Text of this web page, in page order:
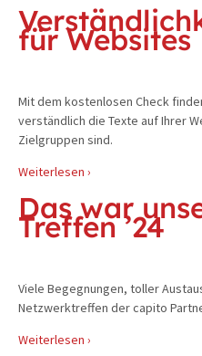
für Websites
Mit dem kostenlosen Check
verständlich die Texte auf Ihrer
Zielgruppen sind.
Weiterlesen ›
Das war
Treffen ’24
Viele Begegnungen, toller
Netzwerktreffen der capito
Weiterlesen ›